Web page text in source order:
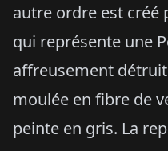
autre ordre est créé
qui représente une
affreusement
moulée en fibre de
peinte en gris. La